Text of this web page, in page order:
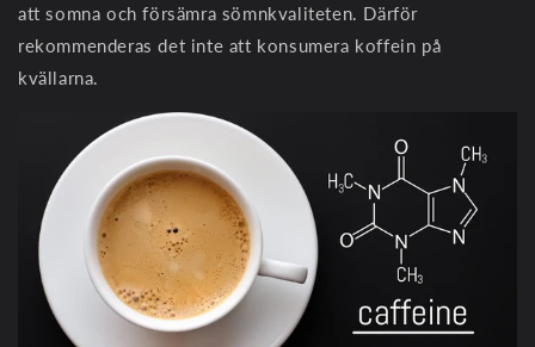
att somna och försämra sömnkvaliteten. Därför
rekommenderas det inte att konsumera koffein på
kvällarna.